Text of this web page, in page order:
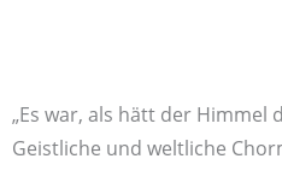
„Es war, als hätt der Himmel
Geistliche und weltliche